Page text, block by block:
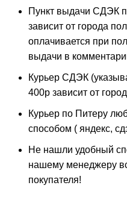
Пункт выдачи СДЭК
зависит от города
оплачивается при
выдачи в
Курьер СДЭК
400р зависит от
Курьер по Питеру
способом ( яндекс,
Не нашли удобный
нашему менеджеру
покупателя!